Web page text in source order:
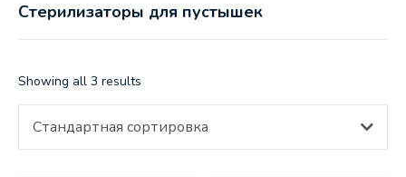
Стерилизаторы для пустышек
Showing all 3 results
Стандартная сортировка